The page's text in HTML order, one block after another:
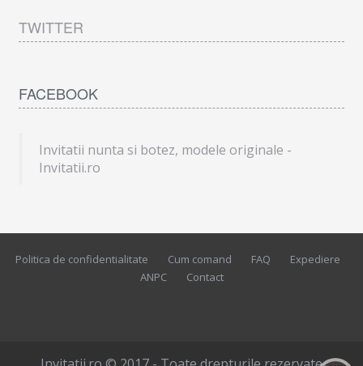
TWITTER
FACEBOOK
Invitatii nunta si botez, modele originale -
Invitatii.ro
Politica de confidentialitate Cum comand FAQ
Expediere
ANPC
Contact